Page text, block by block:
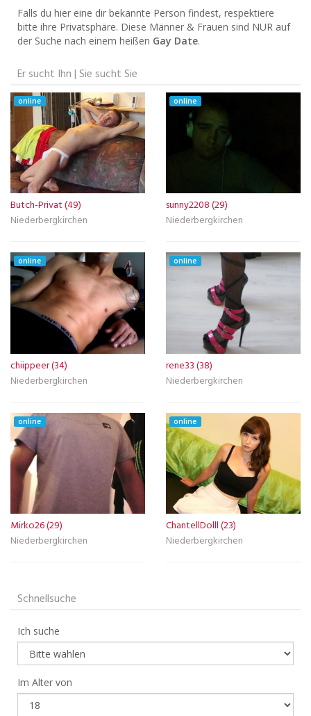
Falls du hier eine dir bekannte Person findest, respektiere
bitte ihre Privatsphäre. Diese Männer & Frauen sind NUR auf
der Suche nach einem heißen Gay Date.
Er sucht Ihn | Sie sucht Sie
online
Butch-Privat (49)
Niederbergkirchen
online
sunny2208 (29)
Niederbergkirchen
online
chiippeer (34)
Niederbergkirchen
online
rene33 (38)
Niederbergkirchen
online
Mirko26 (29)
Niederbergkirchen
online
ChantellDolll (23)
Niederbergkirchen
Schnellsuche
Ich suche
Im Alter von